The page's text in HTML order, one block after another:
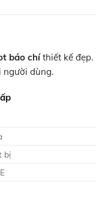
báo chíthiết kế đẹp.
người dùng.
bị